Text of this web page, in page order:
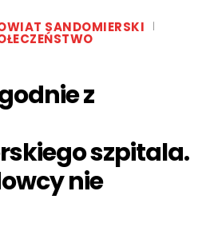
SANDOMIERSKI
z
szpitala.
nie